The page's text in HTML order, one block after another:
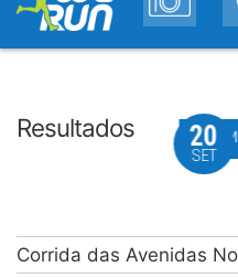
Resultados
do Avante! 2026 Meia
20
SET
Corrida das Avenidas